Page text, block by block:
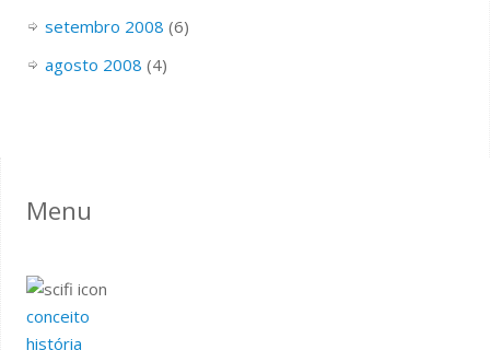
setembro 2008 (6)
agosto 2008 (4)
Menu
conceito
história